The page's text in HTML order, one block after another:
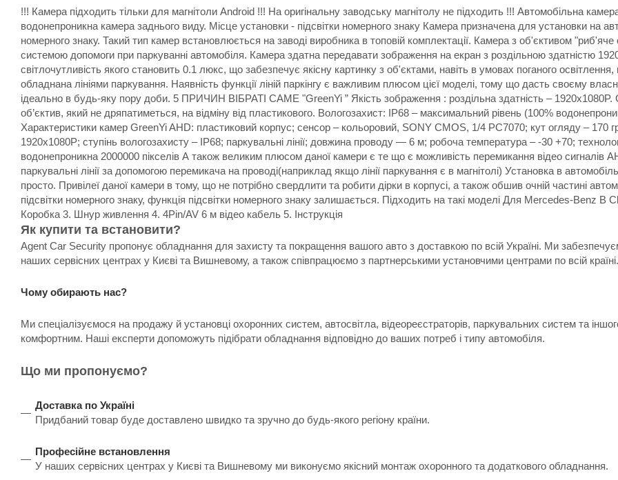
!!! Камера підходить тільки для магнітоли Android !!! На оригінальну заводську магнітолу не підходить !!! Автомобільна
водонепроникна камера заднього виду. Місце установки - підсвітки номерного знаку Камера призначена для установки на
номерного знаку. Такий тип камер встановлюється на заводі виробника в топовій комплектації. Камера з об'єктивом
системою допомоги при паркуванні автомобіля. Камера здатна передавати зображення на екран з роздільною здатністю
світлочутливість якого становить 0.1 люкс, що забезпечує якісну картинку з об'єктами, навіть в умовах поганого
обладнана лініями паркування. Наявність функції ліній паркінгу є важливим плюсом цієї моделі, тому що дасть своєму
ідеально в будь-яку пору доби. 5 ПРИЧИН ВІБРАТІ САМЕ "GreenYi ” Якість зображення : роздільна здатність –
об’єктив, який не дряпатиметься, на відміну від пластикового. Вологозахист: IP68 – максимальний рівень (100%
Характеристики камер GreenYi AHD: пластиковий корпус; сенсор – кольоровий, SONY CMOS, 1/4 PC7070; кут огляду – 170
1920x1080P; ступінь вологозахисту – IP68; паркувальні лінії; довжина проводу — 6 м; робоча температура – -30 +70;
водонепроникна 2000000 пікселів А також великим плюсом даної камери є те що є можливість перемикання відео
паркувальні лінії за допомогою перемикача на проводі(наприклад якщо лінії паркування є в магнітолі) Установка в
просто. Привілеї даної камери в тому, що не потрібно свердлити та робити дірки в корпусі, а також обшив очній частині
підсвітки номерного знаку, функція підсвітки номерного знаку залишається. Підходить на такі моделі Для Mercedes-Benz
Коробка 3. Шнур живлення 4. 4Pin/AV 6 м відео кабель 5. Інструкція
Як купити та встановити?
Agent Car Security пропонує обладнання для захисту та покращення вашого авто з доставкою по всій Україні. Ми
наших сервісних центрах у Києві та Вишневому, а також співпрацюємо з партнерськими установчими центрами по всій країні.
Чому обирають нас?
Ми спеціалізуємося на продажу й установці охоронних систем, автосвітла, відеореєстраторів, паркувальних систем та
комфортним. Наші експерти допоможуть підібрати обладнання відповідно до ваших потреб і типу автомобіля.
Що ми пропонуємо?
Доставка по Україні
Придбаний товар буде доставлено швидко та зручно до будь-якого регіону країни.
Професійне встановлення
У наших сервісних центрах у Києві та Вишневому ми виконуємо якісний монтаж охоронного та додаткового обладнання.